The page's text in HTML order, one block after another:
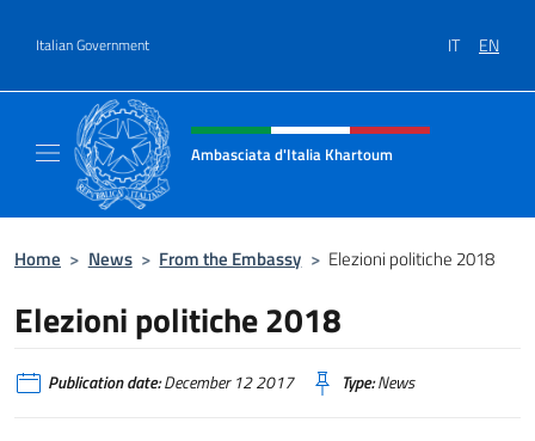
Italian Government IT EN
Header, social and menu of site
Ambasciata d'Italia Khartoum
Home > News > From the Embassy > Elezioni politiche 2018
Elezioni politiche 2018
Publication date:December 12 2017 Type:News